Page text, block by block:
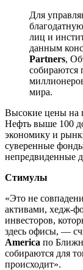
Для
лиц и
данным
Partners,
собираются
мира.
Высокие цены на
Нефть выше 100
экономику и
суверенные
непредвиденные
Стимулы
«Это не
активами, хедж-
инвесторов,
здесь офисы, —
America по
собираются для
происходит».